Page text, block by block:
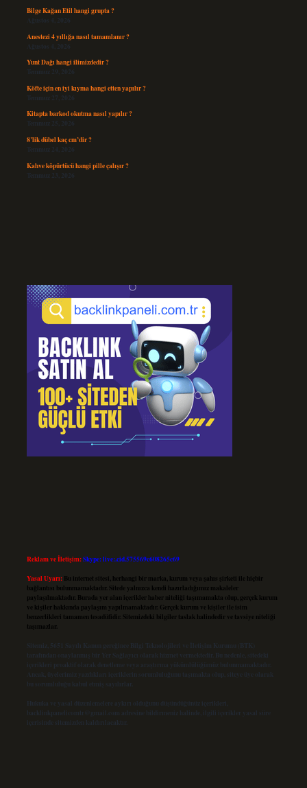
Bilge Kağan Etil hangi grupta ?
Ağustos 4, 2026
Anestezi 4 yıllığa nasıl tamamlanır ?
Ağustos 4, 2026
Yunt Dağı hangi ilimizdedir ?
Temmuz 29, 2026
Köfte için en iyi kıyma hangi etten yapılır ?
Temmuz 27, 2026
Kitapta barkod okutma nasıl yapılır ?
Temmuz 25, 2026
8’lik dübel kaç cm’dir ?
Temmuz 24, 2026
Kahve köpürtücü hangi pille çalışır ?
Temmuz 23, 2026
Reklam ve İletişim:Skype: live:.cid.575569c608265c69
Yasal Uyarı: Bu internet sitesi, herhangi bir marka, kurum veya şahıs şirketi ile hiçbir
bağlantısı bulunmamaktadır. Sitede yalnızca kendi hazırladığımız makaleler
paylaşılmaktadır. Burada yer alan içerikler haber niteliği taşımamakta olup, gerçek kurum
ve kişiler hakkında paylaşım yapılmamaktadır. Gerçek kurum ve kişiler ile isim
benzerlikleri tamamen tesadüfidir. Sitemizdeki bilgiler taslak halindedir ve tavsiye niteliği
taşımazlar.
Sitemiz, 5651 Sayılı Kanun gereğince Bilgi Teknolojileri ve İletişim Kurumu (BTK)
tarafından onaylanmış bir Yer Sağlayıcı olarak hizmet vermektedir. Bu nedenle, sitedeki
içerikleri proaktif olarak denetleme veya araştırma yükümlülüğümüz bulunmamaktadır.
Ancak, üyelerimiz yazdıkları içeriklerin sorumluluğunu taşımakta olup, siteye üye olarak
bu sorumluluğu kabul etmiş sayılırlar.
Hukuka ve yasal düzenlemelere aykırı olduğunu düşündüğünüz içerikleri,
backlinkpanelicomtr@gmail.com adresine bildirmeniz halinde, ilgili içerikler yasal süre
içerisinde sitemizden kaldırılacaktır.